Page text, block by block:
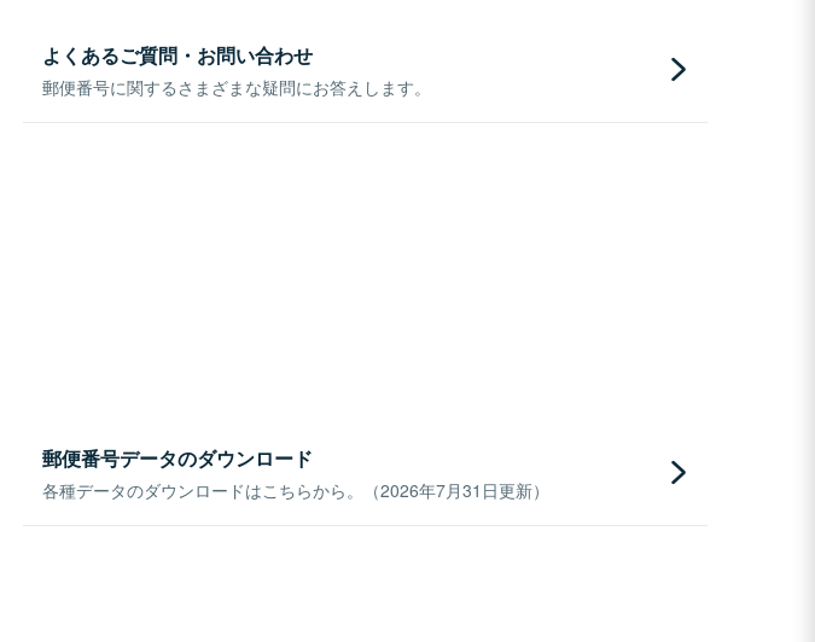
よくあるご質問・お問い合わせ
郵便番号に関するさまざまな疑問にお答えします。
郵便番号データのダウンロード
各種データのダウンロードはこちらから。（2026年7月31日更新）